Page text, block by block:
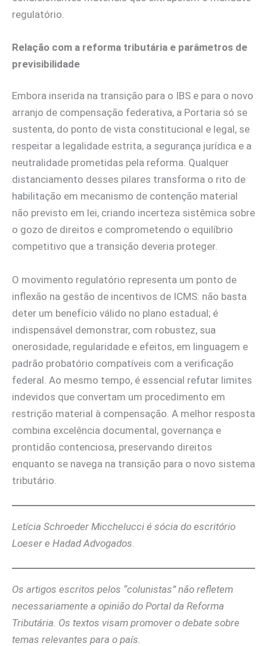
regulatório.
Relação com a reforma tributária e parâmetros de
previsibilidade
Embora inserida na transição para o IBS e para o novo
arranjo de compensação federativa, a Portaria só se
sustenta, do ponto de vista constitucional e legal, se
respeitar a legalidade estrita, a segurança jurídica e a
neutralidade prometidas pela reforma. Qualquer
distanciamento desses pilares transforma o rito de
habilitação em mecanismo de contenção material
não previsto em lei, criando incerteza sistêmica sobre
o gozo de direitos e comprometendo o equilíbrio
competitivo que a transição deveria proteger.
O movimento regulatório representa um ponto de
inflexão na gestão de incentivos de ICMS: não basta
deter um benefício válido no plano estadual; é
indispensável demonstrar, com robustez, sua
onerosidade, regularidade e efeitos, em linguagem e
padrão probatório compatíveis com a verificação
federal. Ao mesmo tempo, é essencial refutar limites
indevidos que convertam um procedimento em
restrição material à compensação. A melhor resposta
combina excelência documental, governança e
prontidão contenciosa, preservando direitos
enquanto se navega na transição para o novo sistema
tributário.
Letícia Schroeder Micchelucci é sócia do escritório
Loeser e Hadad Advogados
Os artigos escritos pelos “colunistas” não refletem
necessariamente a opinião do Portal da Reforma
Tributária. Os textos visam promover o debate sobre
temas relevantes para o país.